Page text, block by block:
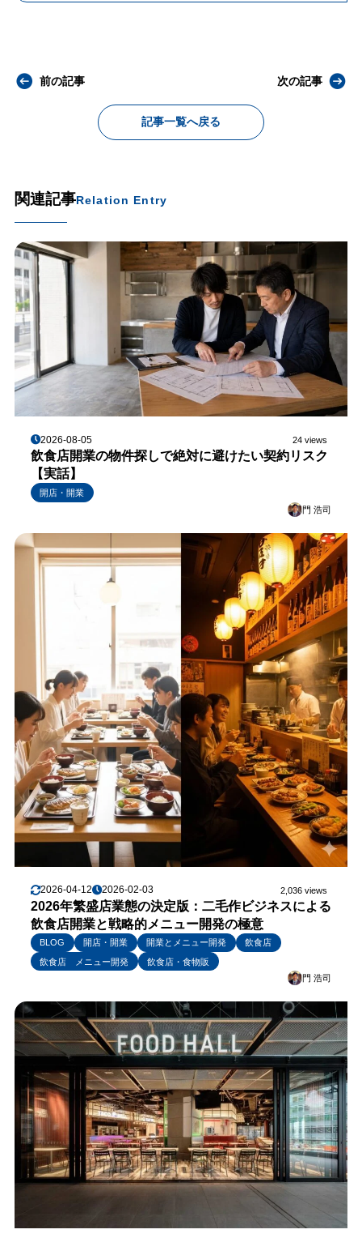
前の記事
記事一覧へ戻る
次の記事
関連記事Relation Entry
2026-08-05 24 views
飲食店開業の物件探しで絶対に避けたい契約リスク
【実話】
開店・開業
門 浩司
2026-04-12 2026-02-03 2,036 views
2026年繁盛店業態の決定版：二毛作ビジネスによる
飲食店開業と戦略的メニュー開発の極意
BLOG 開店・開業 開業とメニュー開発
飲食店
飲食店 メニュー開発
飲食店・食物販
門 浩司